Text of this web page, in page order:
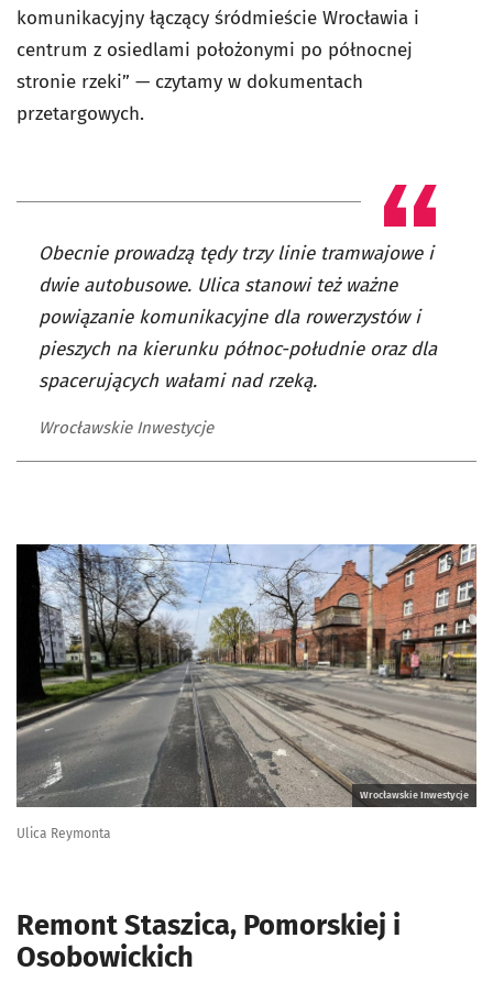
komunikacyjny łączący śródmieście Wrocławia i
centrum z osiedlami położonymi po północnej
stronie rzeki” — czytamy w dokumentach
przetargowych.
Obecnie prowadzą tędy trzy linie tramwajowe i
dwie autobusowe. Ulica stanowi też ważne
powiązanie komunikacyjne dla rowerzystów i
pieszych na kierunku północ-południe oraz dla
spacerujących wałami nad rzeką.
Wrocławskie Inwestycje
Wrocławskie Inwestycje
Ulica Reymonta
Remont Staszica, Pomorskiej i
Osobowickich